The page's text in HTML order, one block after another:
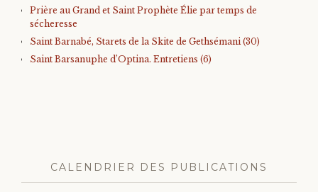
Prière au Grand et Saint Prophète Élie par temps de
sécheresse
Saint Barnabé, Starets de la Skite de Gethsémani (30)
Saint Barsanuphe d’Optina. Entretiens (6)
CALENDRIER DES PUBLICATIONS